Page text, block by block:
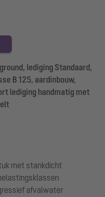
lediging Standaard,
B 125, aardinbouw,
lediging handmatig met
met stankdicht
afvalwater